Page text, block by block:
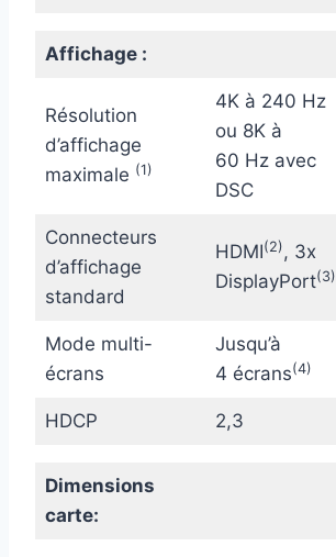
Affichage :
Résolution
d’affichage
maximale (1)
4K à 240 Hz
ou 8K à
60 Hz avec
DSC
Connecteurs
d’affichage
standard
HDMI(2), 3x
DisplayPort(3)
Mode multi-
écrans
Jusqu’à
4 écrans(4)
HDCP 2,3
Dimensions
carte: